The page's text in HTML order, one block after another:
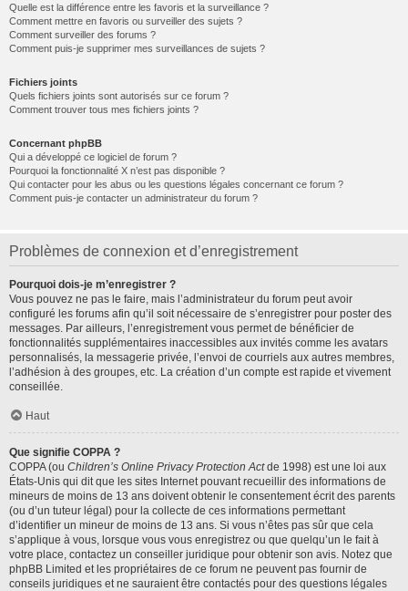
Quelle est la différence entre les favoris et la surveillance ?
Comment mettre en favoris ou surveiller des sujets ?
Comment surveiller des forums ?
Comment puis-je supprimer mes surveillances de sujets ?
Fichiers joints
Quels fichiers joints sont autorisés sur ce forum ?
Comment trouver tous mes fichiers joints ?
Concernant phpBB
Qui a développé ce logiciel de forum ?
Pourquoi la fonctionnalité X n’est pas disponible ?
Qui contacter pour les abus ou les questions légales concernant ce forum ?
Comment puis-je contacter un administrateur du forum ?
Problèmes de connexion et d’enregistrement
Pourquoi dois-je m’enregistrer ?
Vous pouvez ne pas le faire, mais l’administrateur du forum peut avoir
configuré les forums afin qu’il soit nécessaire de s’enregistrer pour poster des
messages. Par ailleurs, l’enregistrement vous permet de bénéficier de
fonctionnalités supplémentaires inaccessibles aux invités comme les avatars
personnalisés, la messagerie privée, l’envoi de courriels aux autres membres,
l’adhésion à des groupes, etc. La création d’un compte est rapide et vivement
conseillée.
Haut
Que signifie COPPA ?
COPPA (ou Children’s Online Privacy Protection Actde 1998) est une loi aux
États-Unis qui dit que les sites Internet pouvant recueillir des informations de
mineurs de moins de 13 ans doivent obtenir le consentement écrit des parents
(ou d’un tuteur légal) pour la collecte de ces informations permettant
d’identifier un mineur de moins de 13 ans. Si vous n’êtes pas sûr que cela
s’applique à vous, lorsque vous vous enregistrez ou que quelqu’un le fait à
votre place, contactez un conseiller juridique pour obtenir son avis. Notez que
phpBB Limited et les propriétaires de ce forum ne peuvent pas fournir de
conseils juridiques et ne sauraient être contactés pour des questions légales